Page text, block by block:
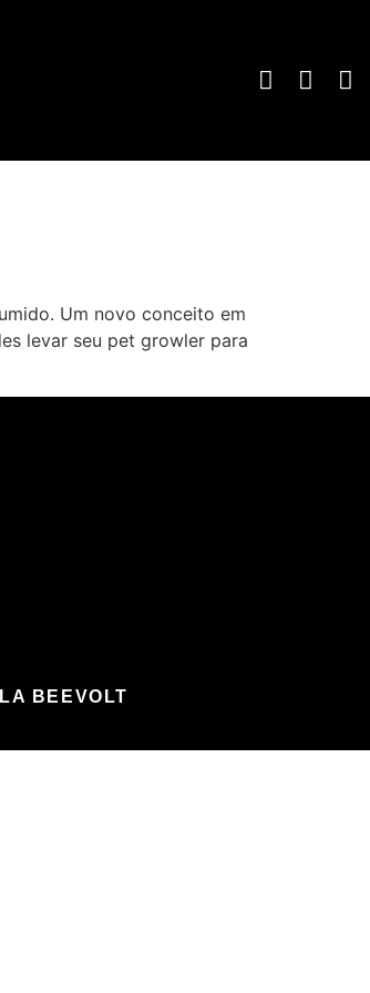
Um novo conceito em
levar seu pet growler para
BEEVOLT